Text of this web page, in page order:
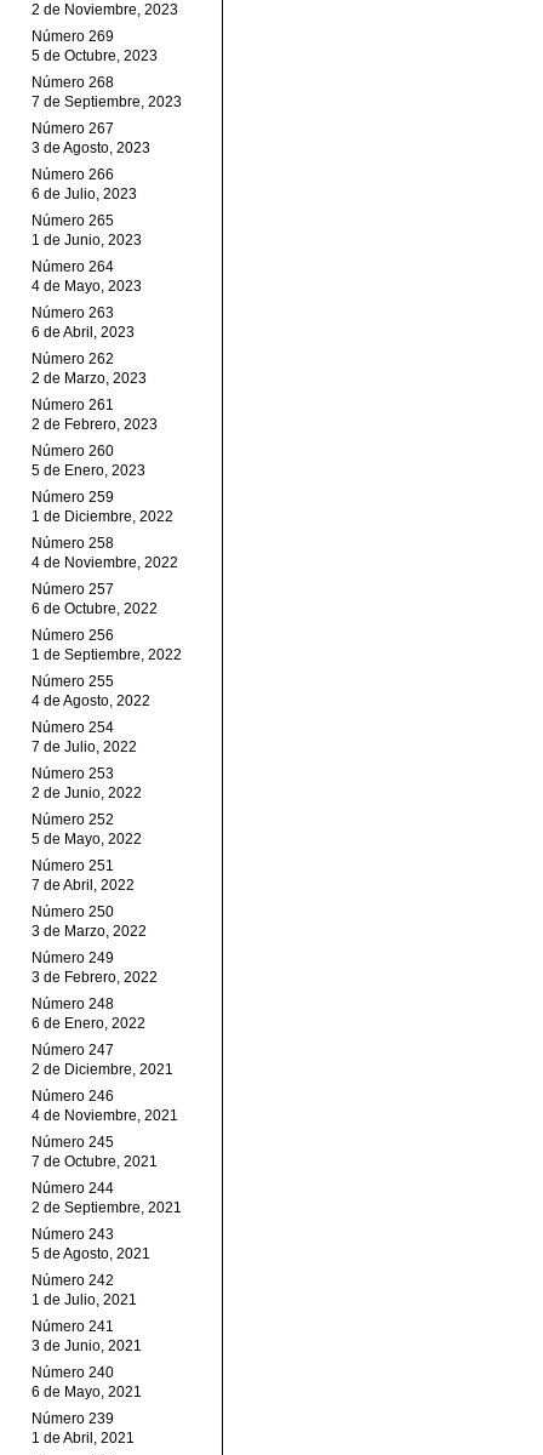
2 de Noviembre, 2023
Número 269
5 de Octubre, 2023
Número 268
7 de Septiembre, 2023
Número 267
3 de Agosto, 2023
Número 266
6 de Julio, 2023
Número 265
1 de Junio, 2023
Número 264
4 de Mayo, 2023
Número 263
6 de Abril, 2023
Número 262
2 de Marzo, 2023
Número 261
2 de Febrero, 2023
Número 260
5 de Enero, 2023
Número 259
1 de Diciembre, 2022
Número 258
4 de Noviembre, 2022
Número 257
6 de Octubre, 2022
Número 256
1 de Septiembre, 2022
Número 255
4 de Agosto, 2022
Número 254
7 de Julio, 2022
Número 253
2 de Junio, 2022
Número 252
5 de Mayo, 2022
Número 251
7 de Abril, 2022
Número 250
3 de Marzo, 2022
Número 249
3 de Febrero, 2022
Número 248
6 de Enero, 2022
Número 247
2 de Diciembre, 2021
Número 246
4 de Noviembre, 2021
Número 245
7 de Octubre, 2021
Número 244
2 de Septiembre, 2021
Número 243
5 de Agosto, 2021
Número 242
1 de Julio, 2021
Número 241
3 de Junio, 2021
Número 240
6 de Mayo, 2021
Número 239
1 de Abril, 2021